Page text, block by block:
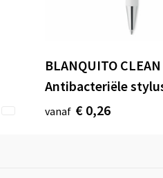
BLANQUITO
Antibacteriële
vanaf € 0,26